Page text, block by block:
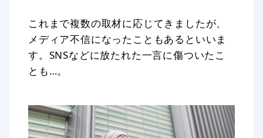
これまで複数の取材に応じてきましたが、
メディア不信になったこともあるといいま
す。SNSなどに放たれた一言に傷ついたこ
とも…。